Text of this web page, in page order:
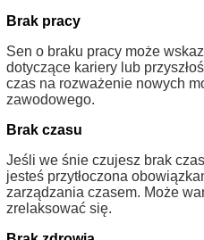
Brak pracy
Sen o braku pracy może
dotyczące kariery lub
czas na rozważenie nowych
zawodowego.
Brak czasu
Jeśli we śnie czujesz brak
jesteś przytłoczona
zarządzania czasem. Może
zrelaksować się.